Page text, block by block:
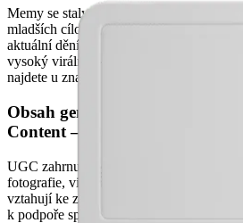
Memy se staly běžnou součástí brand
mladších cílových skupin. Využívají
aktuální dění. Pokud jsou dobře zacílené
vysoký virální potenciál. Příklady
najdete u značek jako
Obsah generovaný uživateli
Content – UGC)
UGC zahrnuje obsah, který vytvářejí
fotografie, videa nebo příspěvky na
vztahují ke značce. Ve virálním
k podpoře spontánního šíření obsahu a